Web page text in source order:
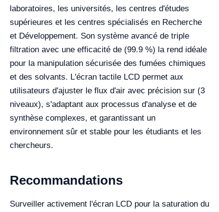
laboratoires, les universités, les centres d'études
supérieures et les centres spécialisés en Recherche
et Développement. Son système avancé de triple
filtration avec une efficacité de (99.9 %) la rend idéale
pour la manipulation sécurisée des fumées chimiques
et des solvants. L'écran tactile LCD permet aux
utilisateurs d'ajuster le flux d'air avec précision sur (3
niveaux), s'adaptant aux processus d'analyse et de
synthèse complexes, et garantissant un
environnement sûr et stable pour les étudiants et les
chercheurs.
Recommandations
Surveiller activement l'écran LCD pour la saturation du